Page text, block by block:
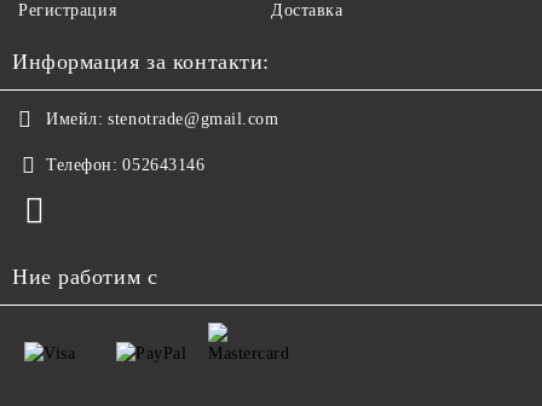
Регистрация Доставка
Информация за контакти:
Имейл: stenotrade@gmail.com
Телефон: 052643146
Ние работим с